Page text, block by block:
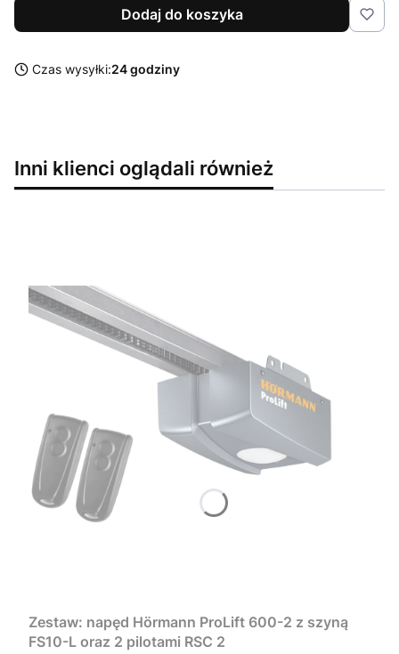
Dodaj do koszyka
Czas wysyłki:24 godziny
Inni klienci oglądali również
Zestaw: napęd Hörmann ProLift 600-2 z szyną
FS10-L oraz 2 pilotami RSC 2